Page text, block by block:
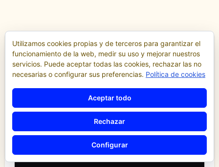
Destacados
Comunidad Valenciana
Confederación de Autónomos del Taxi de la
Comunidad Valenciana
Noticias
«El taxi de Alicante muestra su
Utilizamos cookies propias y de terceros para garantizar el
funcionamiento de la web, medir su uso y mejorar nuestros
servicios. Puede aceptar todas las cookies, rechazar las no
necesarias o configurar sus preferencias. Política de cookies
Aceptar todo
Rechazar
Configurar